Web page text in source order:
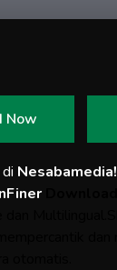
Now
Nesabamedia!